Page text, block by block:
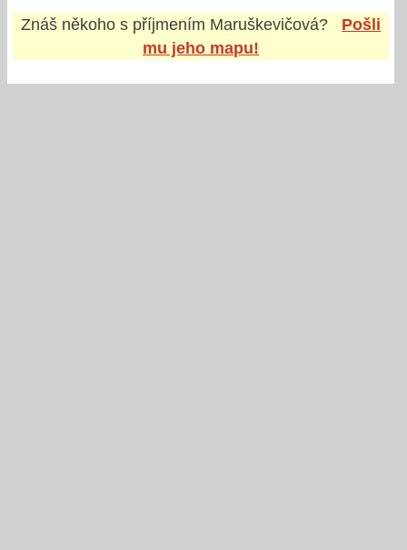
Znáš někoho s příjmením Maruškevičová?
Pošli
mu jeho mapu!